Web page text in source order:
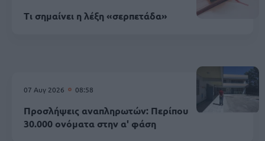
Τι σημαίνει η λέξη «σερπετάδα»
07 Αυγ 2026 08:58
Προσλήψεις αναπληρωτών: Περίπου
30.000 ονόματα στην α' φάση